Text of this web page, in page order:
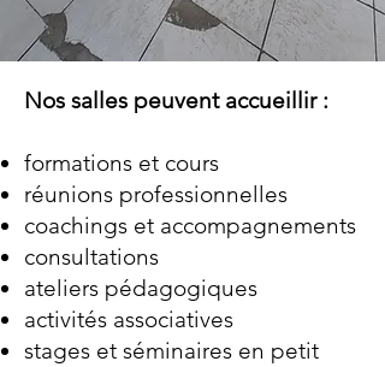
Nos salles peuvent accueillir :
formations et cours
réunions professionnelles
coachings et accompagnements
consultations
ateliers pédagogiques
activités associatives
stages et séminaires en petit